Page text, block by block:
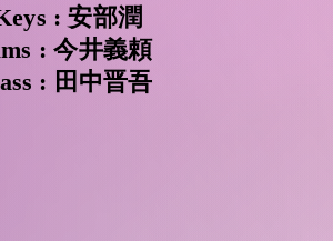
: 安部潤
: 今井義頼
: 田中晋吾